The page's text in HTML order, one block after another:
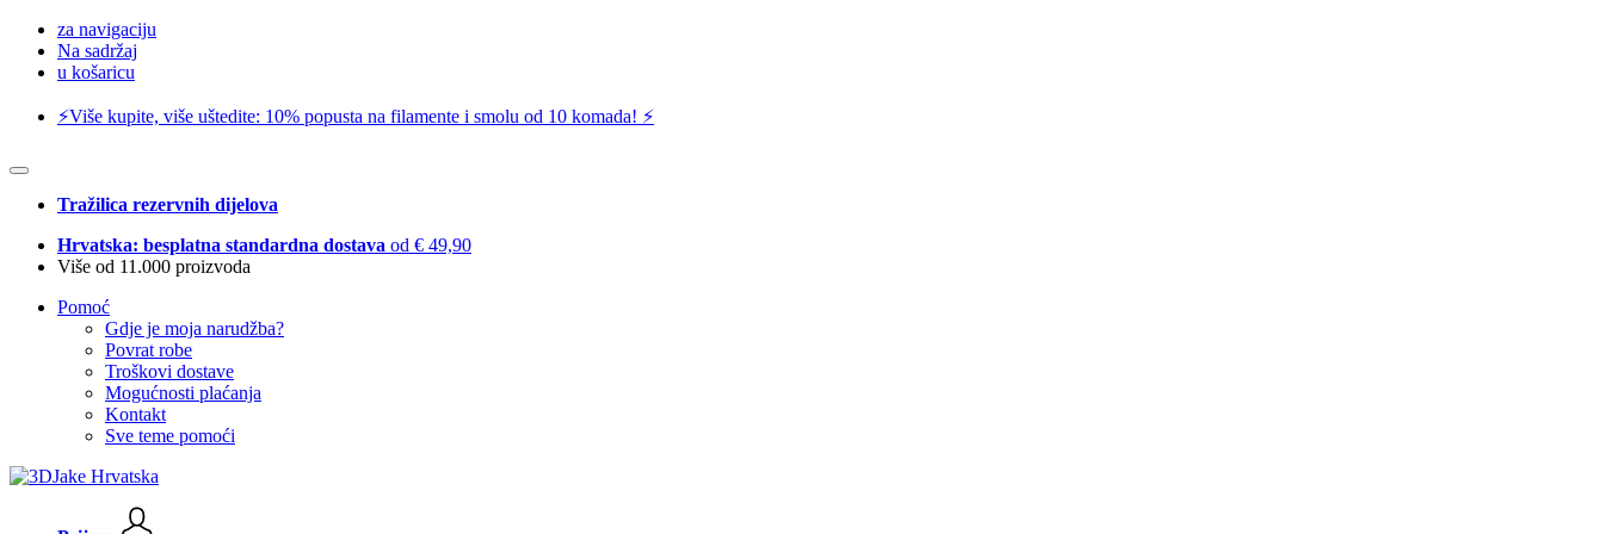
za navigaciju
Na sadržaj
u košaricu
⚡️Više kupite, više uštedite: 10% popusta na filamente i smolu od 10 komada! ⚡️
Tražilica rezervnih dijelova
Hrvatska: besplatna standardna dostava od € 49,90
Više od 11.000 proizvoda
Pomoć
Gdje je moja narudžba?
Povrat robe
Troškovi dostave
Mogućnosti plaćanja
Kontakt
Sve teme pomoći